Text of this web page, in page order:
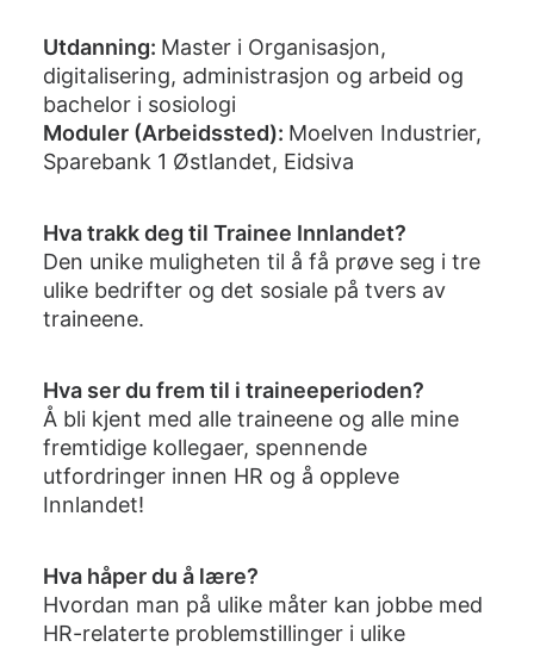
Utdanning: Master i Organisasjon,
digitalisering, administrasjon og arbeid og
bachelor i sosiologi
Moduler (Arbeidssted): Moelven Industrier,
Sparebank 1 Østlandet, Eidsiva
Hva trakk deg til Trainee Innlandet?
Den unike muligheten til å få prøve seg i tre
ulike bedrifter og det sosiale på tvers av
traineene.
Hva ser du frem til i traineeperioden?
Å bli kjent med alle traineene og alle mine
fremtidige kollegaer, spennende
utfordringer innen HR og å oppleve
Innlandet!
Hva håper du å lære?
Hvordan man på ulike måter kan jobbe med
HR-relaterte problemstillinger i ulike